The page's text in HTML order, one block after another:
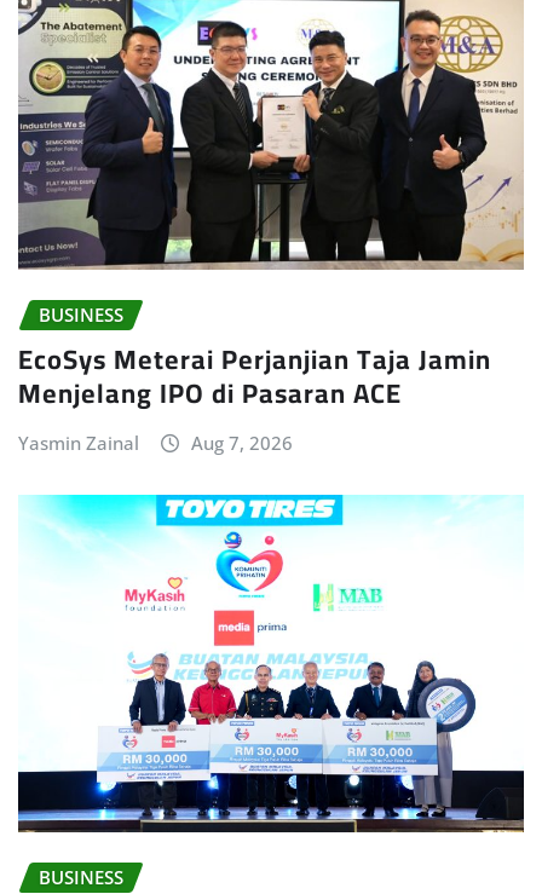
BUSINESS
EcoSys Meterai Perjanjian Taja Jamin
Menjelang IPO di Pasaran ACE
Yasmin Zainal Aug 7, 2026
BUSINESS